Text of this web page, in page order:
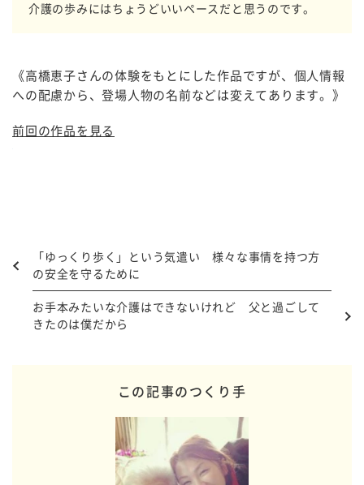
介護の歩みにはちょうどいいペースだと思うのです。
《高橋恵子さんの体験をもとにした作品ですが、個人情報
への配慮から、登場人物の名前などは変えてあります。》
前回の作品を見る
「ゆっくり歩く」という気遣い 様々な事情を持つ方
の安全を守るために
お手本みたいな介護はできないけれど 父と過ごして
きたのは僕だから
この記事のつくり手